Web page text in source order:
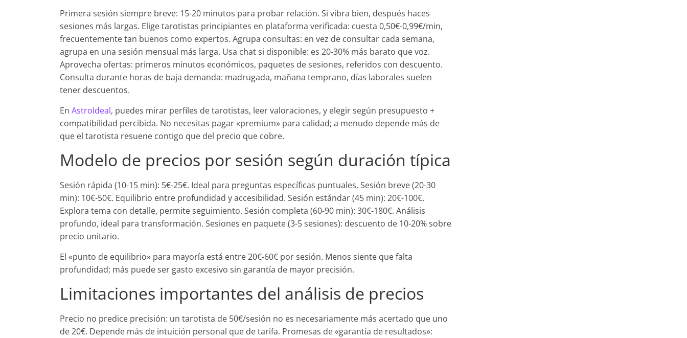
Primera sesión siempre breve: 15-20 minutos para probar relación. Si vibra bien, después haces
sesiones más largas. Elige tarotistas principiantes en plataforma verificada: cuesta 0,50€-0,99€/min,
frecuentemente tan buenos como expertos. Agrupa consultas: en vez de consultar cada semana,
agrupa en una sesión mensual más larga. Usa chat si disponible: es 20-30% más barato que voz.
Aprovecha ofertas: primeros minutos económicos, paquetes de sesiones, referidos con descuento.
Consulta durante horas de baja demanda: madrugada, mañana temprano, días laborales suelen
tener descuentos.
En AstroIdeal, puedes mirar perfiles de tarotistas, leer valoraciones, y elegir según presupuesto +
compatibilidad percibida. No necesitas pagar «premium» para calidad; a menudo depende más de
que el tarotista resuene contigo que del precio que cobre.
Modelo de precios por sesión según duración típica
Sesión rápida (10-15 min): 5€-25€. Ideal para preguntas específicas puntuales. Sesión breve (20-30
min): 10€-50€. Equilibrio entre profundidad y accesibilidad. Sesión estándar (45 min): 20€-100€.
Explora tema con detalle, permite seguimiento. Sesión completa (60-90 min): 30€-180€. Análisis
profundo, ideal para transformación. Sesiones en paquete (3-5 sesiones): descuento de 10-20% sobre
precio unitario.
El «punto de equilibrio» para mayoría está entre 20€-60€ por sesión. Menos siente que falta
profundidad; más puede ser gasto excesivo sin garantía de mayor precisión.
Limitaciones importantes del análisis de precios
Precio no predice precisión: un tarotista de 50€/sesión no es necesariamente más acertado que uno
de 20€. Depende más de intuición personal que de tarifa. Promesas de «garantía de resultados»: